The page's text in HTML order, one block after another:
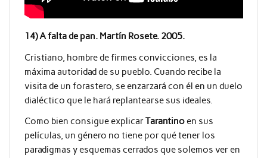
14) A falta de pan. Martín Rosete. 2005.
Cristiano, hombre de firmes convicciones, es la
máxima autoridad de su pueblo. Cuando recibe la
visita de un forastero, se enzarzará con él en un duelo
dialéctico que le hará replantearse sus ideales.
Como bien consigue explicarTarantinoen sus
películas, un género no tiene por qué tener los
paradigmas y esquemas cerrados que solemos ver en